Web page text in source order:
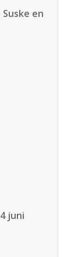
en
juni